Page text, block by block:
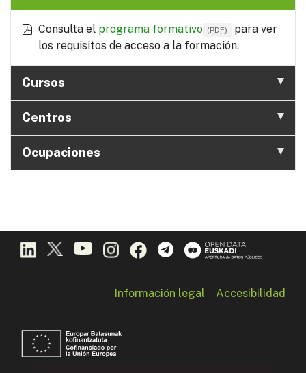
Consulta el programa formativo (PDF)
para ver
los requisitos de acceso a la formación.
Cursos
Centros
Ocupaciones
Información legal Accesibilidad